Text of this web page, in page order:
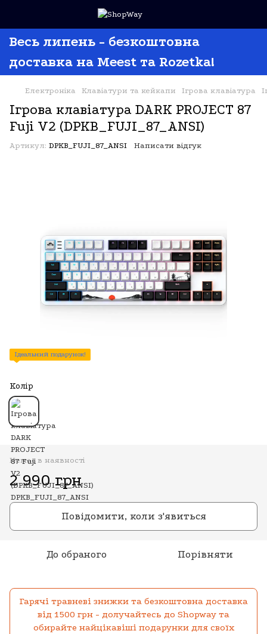
Весь липень - безкоштовна
доставка на Meest та Rozetka!
Електроніка Клавіатури та кейкапи Ігрова клавіатура
Ігрова клавіатура DARK PROJECT 87
Fuji V2 (DPKB_FUJI_87_ANSI)
Артикул: DPKB_FUJI_87_ANSI Написати відгук
Ідеальний подарунок!
Колір
Немає в наявності
2 990 грн
Повідомити, коли з'явиться
До обраного Порівняти
Гарячі травневі знижки та безкоштовна доставка
від 1500 грн - долучайтесь до Shopway та
обирайте найцікавіші подарунки для своїх